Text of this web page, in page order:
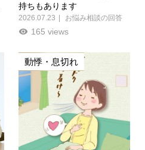
持ちもあります
2026.07.23 お悩み相談の回答
165 views
動悸・息切れ